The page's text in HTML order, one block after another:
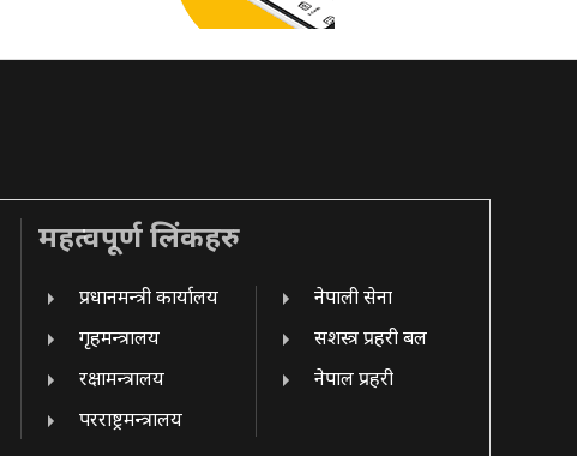
महत्वपूर्ण लिंकहरु
प्रधानमन्त्री कार्यालय
गृहमन्त्रालय
रक्षामन्त्रालय
परराष्ट्रमन्त्रालय
नेपाली सेना
सशस्त्र प्रहरी बल
नेपाल प्रहरी